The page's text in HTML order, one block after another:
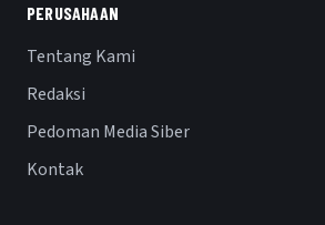
PERUSAHAAN
Tentang Kami
Redaksi
Pedoman Media Siber
Kontak